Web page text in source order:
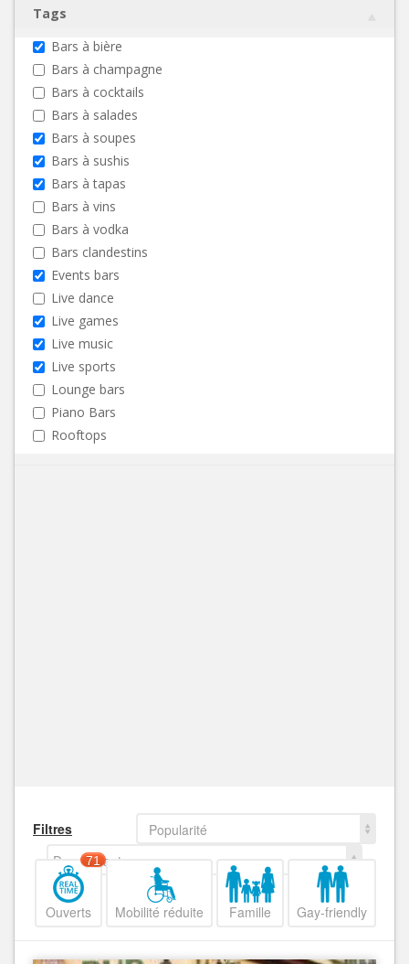
Tags
Bars à bière
Bars à champagne
Bars à cocktails
Bars à salades
Bars à soupes
Bars à sushis
Bars à tapas
Bars à vins
Bars à vodka
Bars clandestins
Events bars
Live dance
Live games
Live music
Live sports
Lounge bars
Piano Bars
Rooftops
Filtres
Popularité
Decroissant
Ouverts
71
Mobilité réduite Famille Gay-friendly